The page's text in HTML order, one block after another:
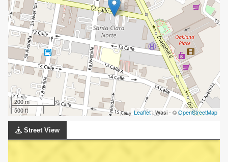
200 m
500 ft
Leaflet| Wasi - ©OpenStreetMap
Street View